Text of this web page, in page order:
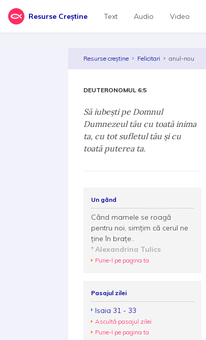
Resurse Creștine Text Audio Video
Resurse creștine Felicitari anul-nou
DEUTERONOMUL 6:5
Să iubeşti pe Domnul
Dumnezeul tău cu toată inima
ta, cu tot sufletul tău şi cu
toată puterea ta.
Un gând
Când mamele se roagă
pentru noi, simțim că cerul ne
ține în brațe..
Alexandrina Tulics
Pune-l pe pagina ta
Pasajul zilei
Isaia 31 - 33
Ascultă pasajul zilei
Pune-l pe pagina ta